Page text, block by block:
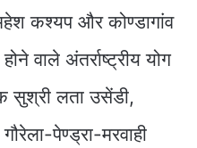
कश्यप और कोण्डागांव
वाले अंतर्राष्ट्रीय योग
सुश्री लता उसेंडी,
पेण्ड्रा-मरवाही